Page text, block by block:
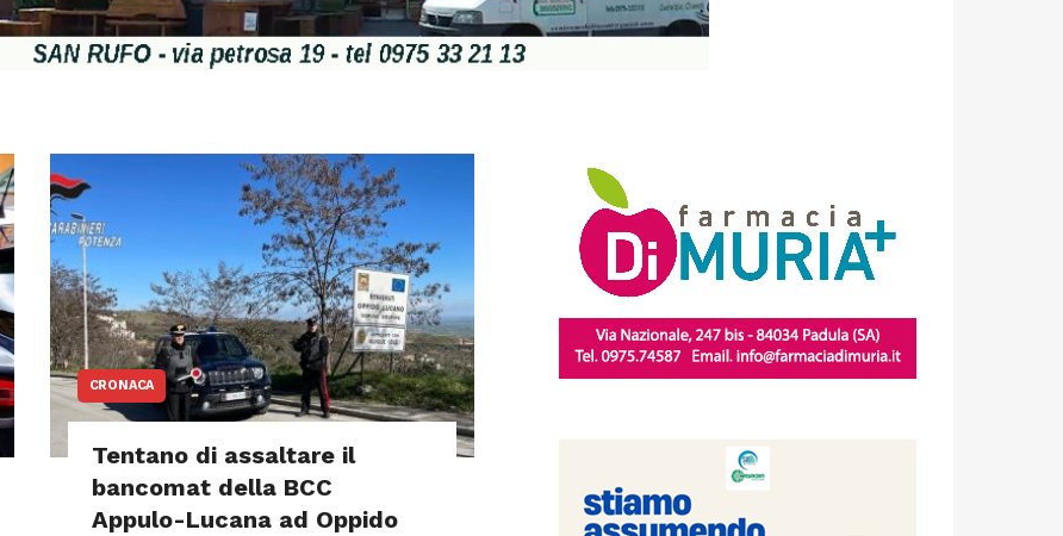
CRONACA
Tentano di assaltare il
bancomat della BCC
Appulo-Lucana ad Oppido